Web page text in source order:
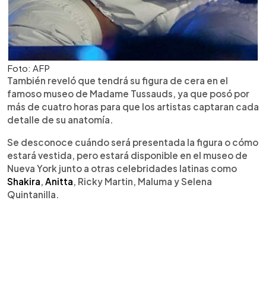
Foto: AFP
También reveló que tendrá su figura de cera en el
famoso museo de Madame Tussauds, ya que posó por
más de cuatro horas para que los artistas captaran cada
detalle de su anatomía.
Se desconoce cuándo será presentada la figura o cómo
estará vestida, pero estará disponible en el museo de
Nueva York junto a otras celebridades latinas como
Shakira Anitta , Ricky Martin, Maluma y Selena
Quintanilla.